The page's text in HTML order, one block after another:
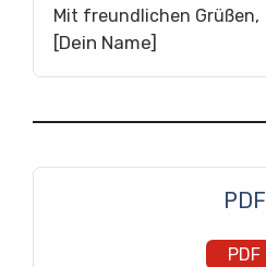
Mit freundlichen Grüßen,
[Dein Name]
PDF
PDF